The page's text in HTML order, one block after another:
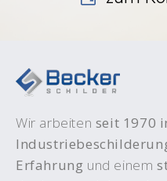
Wir arbeiten seit 1970
Erfahrung und einem